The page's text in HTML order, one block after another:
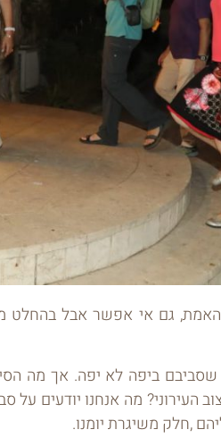
האמת, גם אי אפשר אבל בהחלט
שסביבם ביפה לא יפה. אך מה
מה אנחנו יודעים על
,חלק משיגרת יומנו.